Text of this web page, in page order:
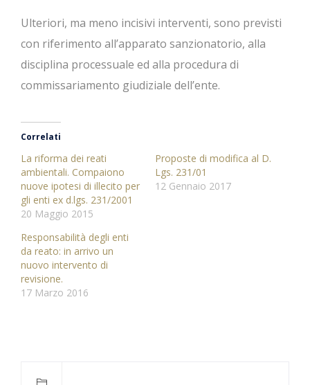
Ulteriori, ma meno incisivi interventi, sono previsti
con riferimento all’apparato sanzionatorio, alla
disciplina processuale ed alla procedura di
commissariamento giudiziale dell’ente.
Correlati
La riforma dei reati
ambientali. Compaiono
nuove ipotesi di illecito per
gli enti ex d.lgs. 231/2001
20 Maggio 2015
Proposte di modifica al D.
Lgs. 231/01
12 Gennaio 2017
Responsabilità degli enti
da reato: in arrivo un
nuovo intervento di
revisione.
17 Marzo 2016